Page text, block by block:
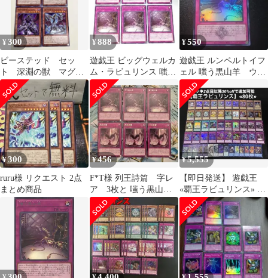
¥300
ビーステッド セッ
ト 深淵の獣 マグナ
ムート ノーマル 4
枚 即購入OK
¥888
遊戯王 ビッグウェルカ
ム・ラビュリンス 嗤う
黒山羊 字レア 各3枚
¥550
遊戯王 ルンペルトイフ
ェル 嗤う黒山羊 ウル
トラレア 白の物語
¥300
ruru様 リクエスト 2点
まとめ商品
¥456
F*T様 列王詩篇 字レ
ア 3枚と 嗤う黒山
羊 レア3枚
¥5,555
【即日発送】 遊戯王
«覇王ラビュリンス» 構
築済みデッキ 80枚 日版